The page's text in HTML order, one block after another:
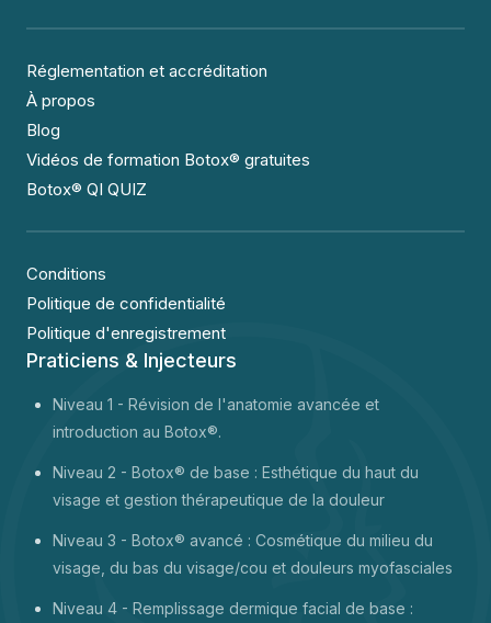
Réglementation et accréditation
À propos
Blog
Vidéos de formation Botox® gratuites
Botox® QI QUIZ
Conditions
Politique de confidentialité
Politique d'enregistrement
Praticiens & Injecteurs
Niveau 1 - Révision de l'anatomie avancée et
introduction au Botox®.
Niveau 2 - Botox® de base : Esthétique du haut du
visage et gestion thérapeutique de la douleur
Niveau 3 - Botox® avancé : Cosmétique du milieu du
visage, du bas du visage/cou et douleurs myofasciales
Niveau 4 - Remplissage dermique facial de base :